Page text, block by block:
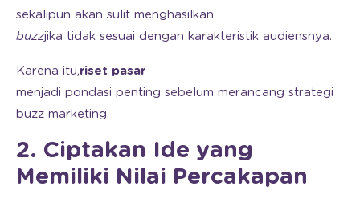
sekalipun akan sulit menghasilkan
buzzjika tidak sesuai dengan karakteristik audiensnya.
Karena itu,riset pasar
menjadi pondasi penting sebelum merancang strategi
buzz marketing.
2. Ciptakan Ide yang
Memiliki Nilai Percakapan